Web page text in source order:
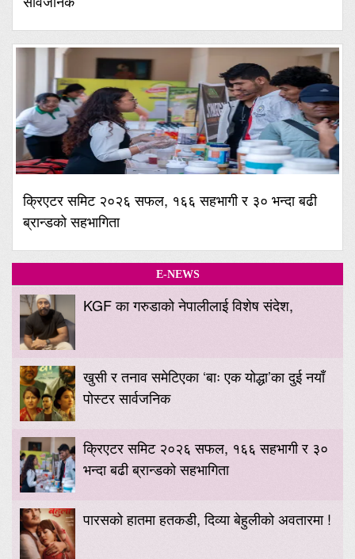
क्रिएटर समिट २०२६ सफल, १६६ सहभागी र ३० भन्दा बढी
ब्रान्डको सहभागिता
E-NEWS
KGF का गरुडाको नेपालीलाई विशेष संदेश,
खुसी र तनाव समेटिएका ‘बाः एक योद्धा’का दुई नयाँ
पोस्टर सार्वजनिक
क्रिएटर समिट २०२६ सफल, १६६ सहभागी र ३०
भन्दा बढी ब्रान्डको सहभागिता
पारसको हातमा हतकडी, दिव्या बेहुलीको अवतारमा !